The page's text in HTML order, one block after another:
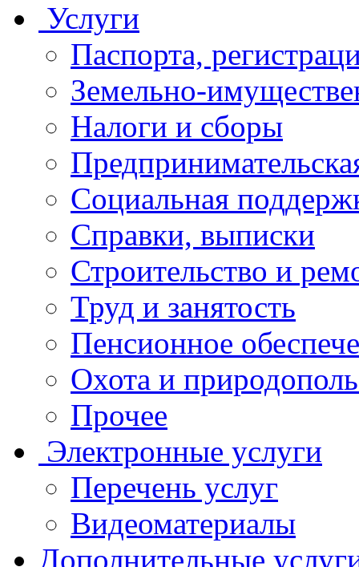
Услуги
Паспорта,
Земельно-
Налоги и сборы
Социальная
Справки, выписки
Строительство и
Труд и занятость
Пенсионное
Охота и
Прочее
Электронные услуги
Перечень услуг
Видеоматериалы
Дополнительные